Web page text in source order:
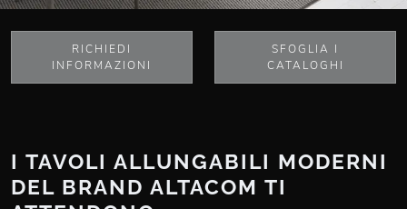
RICHIEDI
INFORMAZIONI
SFOGLIA I
CATALOGHI
I TAVOLI ALLUNGABILI MODERNI
DEL BRAND ALTACOM TI